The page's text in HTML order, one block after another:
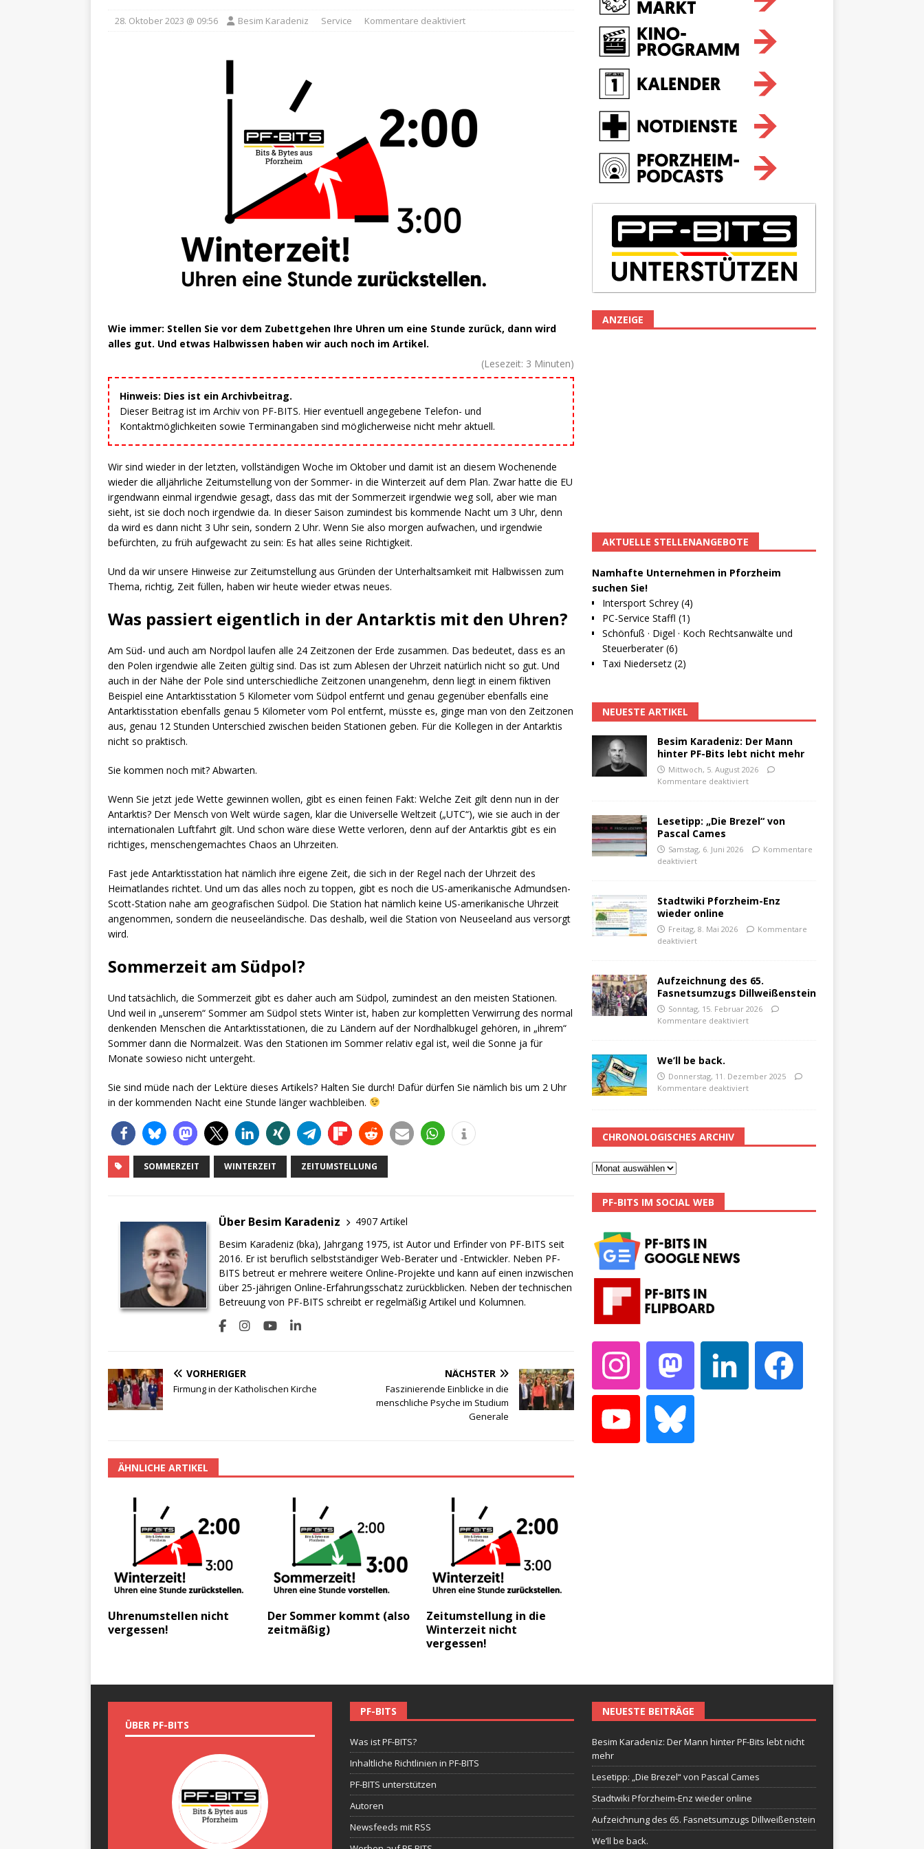
28. Oktober 2023 @ 09:56 Besim Karadeniz Service Kommentare deaktiviert
Wie immer: Stellen Sie vor dem Zubettgehen Ihre Uhren um eine Stunde zurück, dann wird
alles gut. Und etwas Halbwissen haben wir auch noch im Artikel.
(Lesezeit: 3 Minuten)
Hinweis: Dies ist ein Archivbeitrag.
Dieser Beitrag ist im Archiv von PF-BITS. Hier eventuell angegebene Telefon- und
Kontaktmöglichkeiten sowie Terminangaben sind möglicherweise nicht mehr aktuell.
Wir sind wieder in der letzten, vollständigen Woche im Oktober und damit ist an diesem Wochenende
wieder die alljährliche Zeitumstellung von der Sommer- in die Winterzeit auf dem Plan. Zwar hatte die EU
irgendwann einmal irgendwie gesagt, dass das mit der Sommerzeit irgendwie weg soll, aber wie man
sieht, ist sie doch noch irgendwie da. In dieser Saison zumindest bis kommende Nacht um 3 Uhr, denn
da wird es dann nicht 3 Uhr sein, sondern 2 Uhr. Wenn Sie also morgen aufwachen, und irgendwie
befürchten, zu früh aufgewacht zu sein: Es hat alles seine Richtigkeit.
Und da wir unsere Hinweise zur Zeitumstellung aus Gründen der Unterhaltsamkeit mit Halbwissen zum
Thema, richtig, Zeit füllen, haben wir heute wieder etwas neues.
Was passiert eigentlich in der Antarktis mit den Uhren?
Am Süd- und auch am Nordpol laufen alle 24 Zeitzonen der Erde zusammen. Das bedeutet, dass es an
den Polen irgendwie alle Zeiten gültig sind. Das ist zum Ablesen der Uhrzeit natürlich nicht so gut. Und
auch in der Nähe der Pole sind unterschiedliche Zeitzonen unangenehm, denn liegt in einem fiktiven
Beispiel eine Antarktisstation 5 Kilometer vom Südpol entfernt und genau gegenüber ebenfalls eine
Antarktisstation ebenfalls genau 5 Kilometer vom Pol entfernt, müsste es, ginge man von den Zeitzonen
aus, genau 12 Stunden Unterschied zwischen beiden Stationen geben. Für die Kollegen in der Antarktis
nicht so praktisch.
Sie kommen noch mit? Abwarten.
Wenn Sie jetzt jede Wette gewinnen wollen, gibt es einen feinen Fakt: Welche Zeit gilt denn nun in der
Antarktis? Der Mensch von Welt würde sagen, klar die Universelle Weltzeit („UTC“), wie sie auch in der
internationalen Luftfahrt gilt. Und schon wäre diese Wette verloren, denn auf der Antarktis gibt es ein
richtiges, menschengemachtes Chaos an Uhrzeiten.
Fast jede Antarktisstation hat nämlich ihre eigene Zeit, die sich in der Regel nach der Uhrzeit des
Heimatlandes richtet. Und um das alles noch zu toppen, gibt es noch die US-amerikanische Admundsen-
Scott-Station nahe am geografischen Südpol. Die Station hat nämlich keine US-amerikanische Uhrzeit
angenommen, sondern die neuseeländische. Das deshalb, weil die Station von Neuseeland aus versorgt
wird.
Sommerzeit am Südpol?
Und tatsächlich, die Sommerzeit gibt es daher auch am Südpol, zumindest an den meisten Stationen.
Und weil in „unserem“ Sommer am Südpol stets Winter ist, haben zur kompletten Verwirrung des normal
denkenden Menschen die Antarktisstationen, die zu Ländern auf der Nordhalbkugel gehören, in „ihrem“
Sommer dann die Normalzeit. Was den Stationen im Sommer relativ egal ist, weil die Sonne ja für
Monate sowieso nicht untergeht.
Sie sind müde nach der Lektüre dieses Artikels? Halten Sie durch! Dafür dürfen Sie nämlich bis um 2 Uhr
in der kommenden Nacht eine Stunde länger wachbleiben.
SOMMERZEIT WINTERZEIT ZEITUMSTELLUNG
Über Besim Karadeniz
4907 Artikel
Besim Karadeniz (bka), Jahrgang 1975, ist Autor und Erfinder von PF-BITS seit
2016. Er ist beruflich selbstständiger Web-Berater und -Entwickler. Neben PF-
BITS betreut er mehrere weitere Online-Projekte und kann auf einen inzwischen
über 25-jährigen Online-Erfahrungsschatz zurückblicken. Neben der technischen
Betreuung von PF-BITS schreibt er regelmäßig Artikel und Kolumnen.
VORHERIGER
Firmung in der Katholischen Kirche
NÄCHSTER
Faszinierende Einblicke in die
menschliche Psyche im Studium
Generale
ÄHNLICHE ARTIKEL
Uhrenumstellen nicht
vergessen!
Der Sommer kommt (also
zeitmäßig)
Zeitumstellung in die
Winterzeit nicht
vergessen!
ANZEIGE
AKTUELLE STELLENANGEBOTE
Namhafte Unternehmen in Pforzheim
suchen Sie!
Intersport Schrey (4)
PC-Service Staffl (1)
Schönfuß · Digel · Koch Rechtsanwälte und
Steuerberater (6)
Taxi Niedersetz (2)
NEUESTE ARTIKEL
Besim Karadeniz: Der Mann
hinter PF-Bits lebt nicht mehr
Mittwoch, 5. August 2026
Kommentare deaktiviert
Lesetipp: „Die Brezel“ von
Pascal Cames
Samstag, 6. Juni 2026
Kommentare
deaktiviert
Stadtwiki Pforzheim-Enz
wieder online
Freitag, 8. Mai 2026
Kommentare
deaktiviert
Aufzeichnung des 65.
Fasnetsumzugs Dillweißenstein
Sonntag, 15. Februar 2026
Kommentare deaktiviert
We’ll be back.
Donnerstag, 11. Dezember 2025
Kommentare deaktiviert
CHRONOLOGISCHES ARCHIV
PF-BITS IM SOCIAL WEB
ÜBER PF-BITS
PF-BITS
Was ist PF-BITS?
Inhaltliche Richtlinien in PF-BITS
PF-BITS unterstützen
Autoren
Newsfeeds mit RSS
NEUESTE BEITRÄGE
Besim Karadeniz: Der Mann hinter PF-Bits lebt nicht
mehr
Lesetipp: „Die Brezel“ von Pascal Cames
Stadtwiki Pforzheim-Enz wieder online
Aufzeichnung des 65. Fasnetsumzugs Dillweißenstein
We’ll be back.